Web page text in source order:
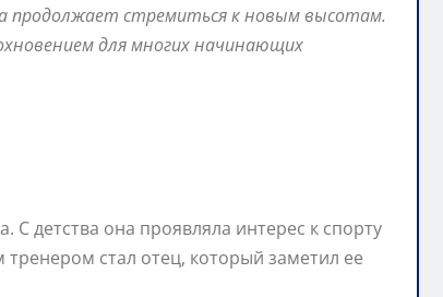
продолжает стремиться к новым высотам.
для многих начинающих
С детства она проявляла интерес к спорту
стал отец, который заметил ее